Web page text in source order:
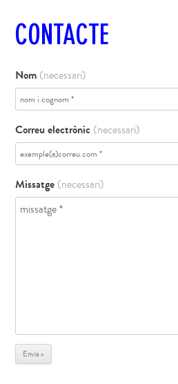
CONTACTE
Nom (necessari)
Correu electrònic (necessari)
Missatge (necessari)